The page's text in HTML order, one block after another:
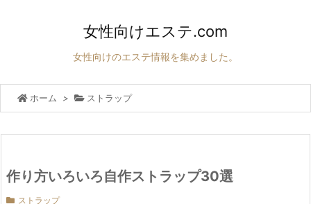
女性向けエステ.com
女性向けのエステ情報を集めました。
ホーム > ストラップ
作り方いろいろ自作ストラップ30選
ストラップ